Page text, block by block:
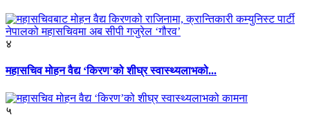
४
महासचिव मोहन वैद्य ‘किरण’को शीघ्र स्वास्थ्यलाभको...
५